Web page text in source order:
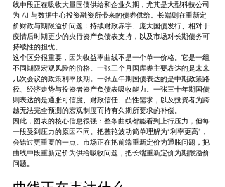
线中段正在吸收大量国债供给和企业久期，尤其是大型科技公司
为 AI 与数据中心投资融资所带来的债券供给。长端则在重新定
价财政与期限溢价问题：持续财政赤字、庞大国债发行、相对于
疫情后时期更少的央行资产负债表支持，以及市场对长期债务可
持续性的担忧。
这个区分很重要，因为收益率曲线不是一个单一价格。它是一组
不同期限宏观风险的价格。一张三个月国库券主要表达的是未来
几次会议的政策利率预期。一张五年期国债表达的是中期政策路
径、经济走势与投资者资产负债表吸收能力。一张三十年期国债
则表达的是通胀可信度、财政信任、凸性需求，以及投资者为跨
越无法完全预测的宏观制度而持有久期所要求的补偿。
因此，图表的核心信息很强：整条曲线都能看到上行压力，但每
一段受到压力的原因不同。把整轮波动简单理解为“利率更高”，
会错过更重要的一点。市场正在把前端重新定价为通胀问题，把
曲线中段重新定价为供给吸收问题，把长端重新定价为期限溢价
问题。